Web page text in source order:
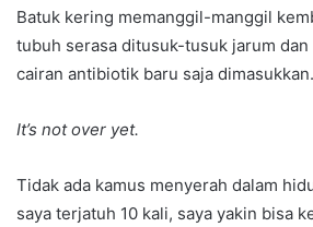
Batuk kering memanggil-manggil
tubuh serasa ditusuk-tusuk jarum dan
cairan antibiotik baru saja dimasukkan.
It’s not over yet.
Tidak ada kamus menyerah dalam
saya terjatuh 10 kali, saya yakin bisa